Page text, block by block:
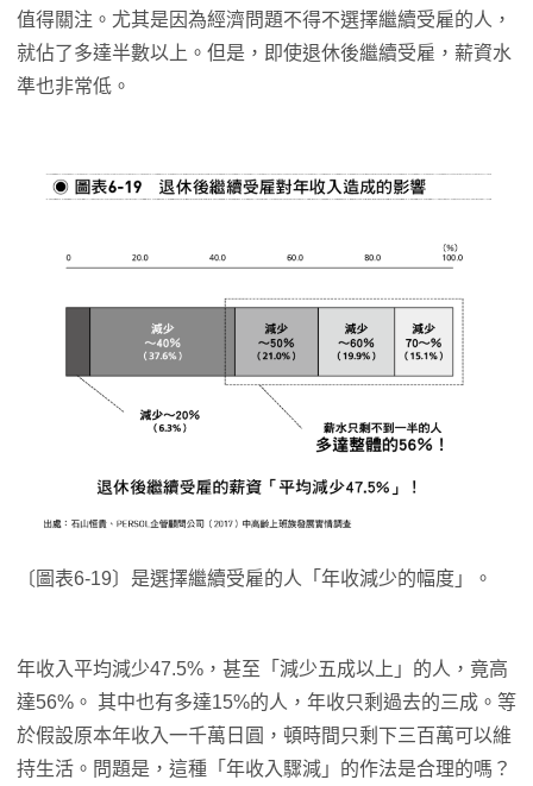
值得關注。尤其是因為經濟問題不得不選擇繼續受雇的人，
就佔了多達半數以上。但是，即使退休後繼續受雇，薪資水
準也非常低。
〔圖表6-19〕是選擇繼續受雇的人「年收減少的幅度」。
年收入平均減少47.5%，甚至「減少五成以上」的人，竟高
達56%。 其中也有多達15%的人，年收只剩過去的三成。等
於假設原本年收入一千萬日圓，頓時間只剩下三百萬可以維
持生活。問題是，這種「年收入驟減」的作法是合理的嗎？